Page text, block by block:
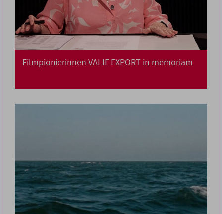
Filmpionierinnen VALIE EXPORT in memoriam